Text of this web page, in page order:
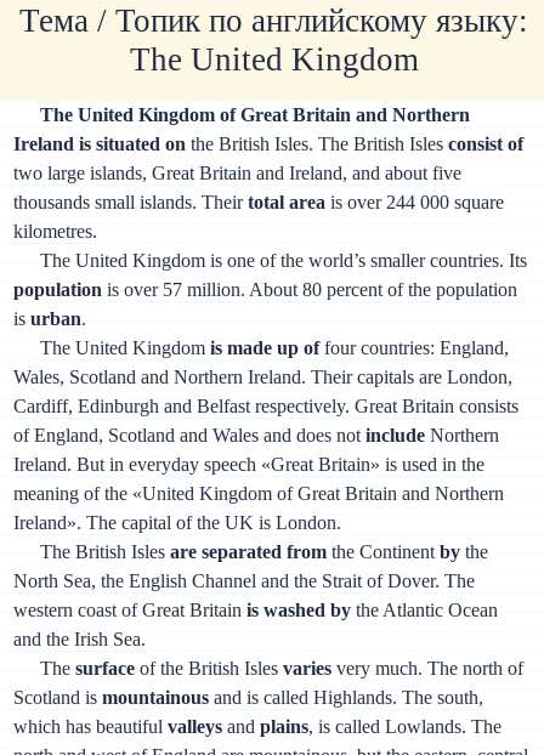
Тема / Топик по английскому языку:
The United Kingdom
The United Kingdom of Great Britain and Northern
Ireland is situated on the British Isles. The British Islesconsist of
two large islands, Great Britain and Ireland, and about five
thousands small islands. Theirtotal area is over 244 000 square
kilometres.
The United Kingdom is one of the world’s smaller countries. Its
population is over 57 million. About 80 percent of the population
isurban.
The United Kingdom is made up offour countries: England,
Wales, Scotland and Northern Ireland. Their capitals are London,
Cardiff, Edinburgh and Belfast respectively. Great Britain consists
of England, Scotland and Wales and does notinclude Northern
Ireland. But in everyday speech «Great Britain» is used in the
meaning of the «United Kingdom of Great Britain and Northern
Ireland». The capital of the UK is London.
The British Isles are separated fromthe Continent bythe
North Sea, the English Channel and the Strait of Dover. The
western coast of Great Britainis washed by the Atlantic Ocean
and the Irish Sea.
The surfaceof the British Isles variesvery much. The north of
Scotland ismountainous and is called Highlands. The south,
which has beautifulvalleys andplains, is called Lowlands. The